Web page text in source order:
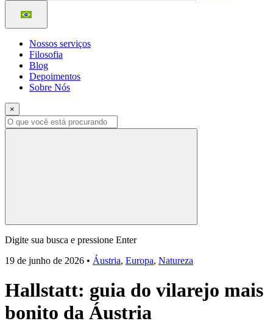
Nossos serviços
Filosofia
Blog
Depoimentos
Sobre Nós
×
Digite sua busca e pressione Enter
19 de junho de 2026 • Áustria, Europa, Natureza
Hallstatt: guia do vilarejo mais
bonito da Áustria